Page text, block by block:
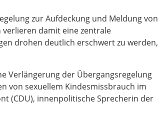
zur Aufdeckung und Meldung von
damit eine zentrale
drohen deutlich erschwert zu werden,
Verlängerung der Übergangsregelung
von sexuellem Kindesmissbrauch im
(CDU), innenpolitische Sprecherin der